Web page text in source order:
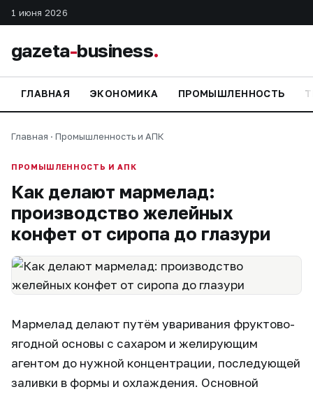
1 июня 2026
gazeta-business.
ГЛАВНАЯ ЭКОНОМИКА ПРОМЫШЛЕННОСТЬ
Главная · Промышленность и АПК
ПРОМЫШЛЕННОСТЬ И АПК
Как делают мармелад:
производство желейных
конфет от сиропа до глазури
Мармелад делают путём уваривания фруктово-
ягодной основы с сахаром и желирующим
агентом до нужной концентрации, последующей
заливки в формы и охлаждения. Основной